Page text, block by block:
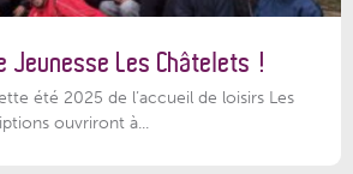
Jeunesse Les Châtelets !
été 2025 de l’accueil de loisirs Les
ouvriront à...